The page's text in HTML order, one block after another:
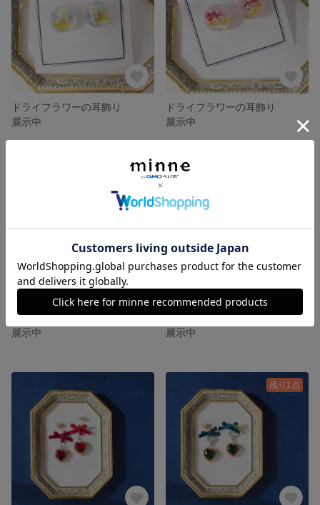
ドライフラワーの耳飾り
展示中
ドライフラワーの耳飾り
展示中
かすみ草の耳飾り
展示中
ドライフラワーの耳飾り
展示中
残り1点